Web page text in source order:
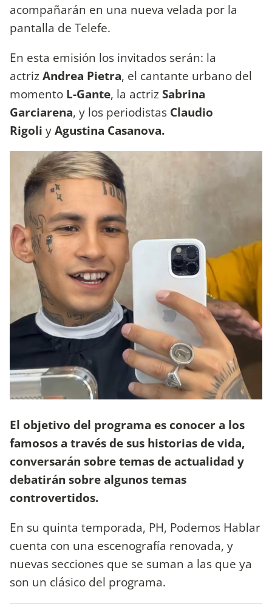
acompañarán en una nueva velada por la
pantalla de Telefe.
En esta emisión los invitados serán: la
actrizAndrea Pietra, el cantante urbano del
momento L-Gante, la actrizSabrina
Garciarena, y los periodistas Claudio
Rigoli yAgustina Casanova.
El objetivo del programa es conocer a los
famosos a través de sus historias de vida,
conversarán sobre temas de actualidad y
debatirán sobre algunos temas
controvertidos.
En su quinta temporada, PH, Podemos Hablar
cuenta con una escenografía renovada, y
nuevas secciones que se suman a las que ya
son un clásico del programa.